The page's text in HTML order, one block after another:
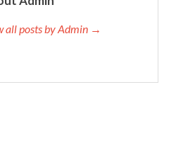
all posts by Admin →